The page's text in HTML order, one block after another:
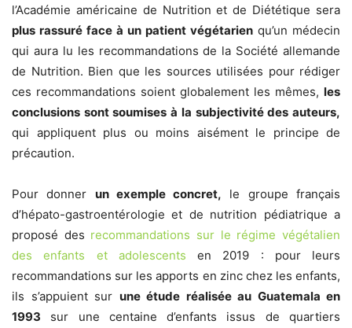
l’Académie américaine de Nutrition et de Diététique sera
plus rassuré face à un patient végétarien qu’un médecin
qui aura lu les recommandations de la Société allemande
de Nutrition. Bien que les sources utilisées pour rédiger
ces recommandations soient globalement les mêmes, les
conclusions sont soumises à la subjectivité des auteurs,
qui appliquent plus ou moins aisément le principe de
précaution.
Pour donner un exemple concret, le groupe français
d’hépato-gastroentérologie et de nutrition pédiatrique a
proposé des recommandations sur le régime végétalien
des enfants et adolescents en 2019 : pour leurs
recommandations sur les apports en zinc chez les enfants,
ils s’appuient sur une étude réalisée au Guatemala en
1993 sur une centaine d’enfants issus de quartiers